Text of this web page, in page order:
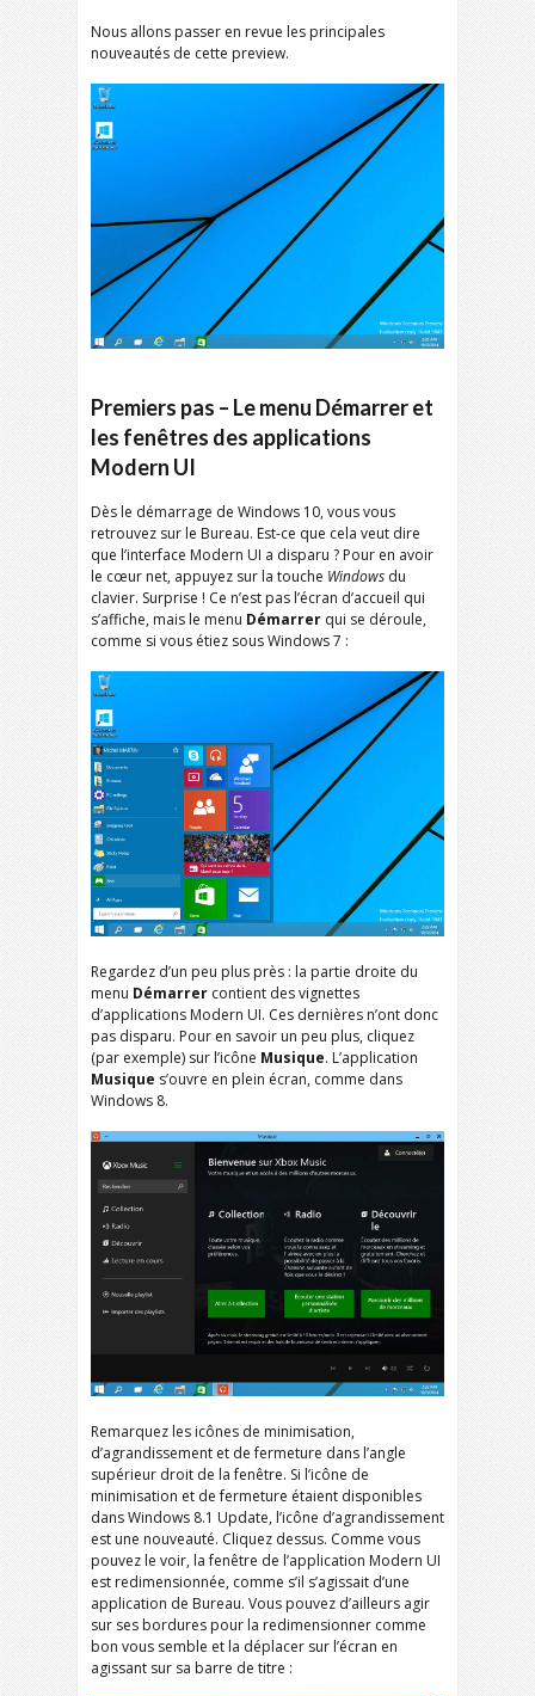
Nous allons passer en revue les principales
nouveautés de cette preview.
Premiers pas – Le menu Démarrer et
les fenêtres des applications
Modern UI
Dès le démarrage de Windows 10, vous vous
retrouvez sur le Bureau. Est-ce que cela veut dire
que l’interface Modern UI a disparu ? Pour en avoir
le cœur net, appuyez sur la touche Windows du
clavier. Surprise ! Ce n’est pas l’écran d’accueil qui
s’affiche, mais le menu Démarrer qui se déroule,
comme si vous étiez sous Windows 7 :
Regardez d’un peu plus près : la partie droite du
menu Démarrer contient des vignettes
d’applications Modern UI. Ces dernières n’ont donc
pas disparu. Pour en savoir un peu plus, cliquez
(par exemple) sur l’icône Musique. L’application
Musique s’ouvre en plein écran, comme dans
Windows 8.
Remarquez les icônes de minimisation,
d’agrandissement et de fermeture dans l’angle
supérieur droit de la fenêtre. Si l’icône de
minimisation et de fermeture étaient disponibles
dans Windows 8.1 Update, l’icône d’agrandissement
est une nouveauté. Cliquez dessus. Comme vous
pouvez le voir, la fenêtre de l’application Modern UI
est redimensionnée, comme s’il s’agissait d’une
application de Bureau. Vous pouvez d’ailleurs agir
sur ses bordures pour la redimensionner comme
bon vous semble et la déplacer sur l’écran en
agissant sur sa barre de titre :